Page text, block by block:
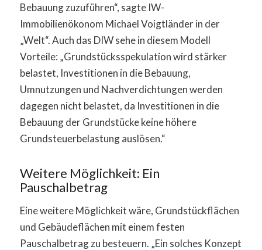
Bebauung zuzuführen“, sagte IW-
Immobilienökonom Michael Voigtländer in der
„Welt“. Auch das DIW sehe in diesem Modell
Vorteile: „Grundstücksspekulation wird stärker
belastet, Investitionen in die Bebauung,
Umnutzungen und Nachverdichtungen werden
dagegen nicht belastet, da Investitionen in die
Bebauung der Grundstücke keine höhere
Grundsteuerbelastung auslösen.“
Weitere Möglichkeit: Ein
Pauschalbetrag
Eine weitere Möglichkeit wäre, Grundstückflächen
und Gebäudeflächen mit einem festen
Pauschalbetrag zu besteuern. „Ein solches Konzept